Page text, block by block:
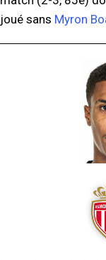
joué sans Myron